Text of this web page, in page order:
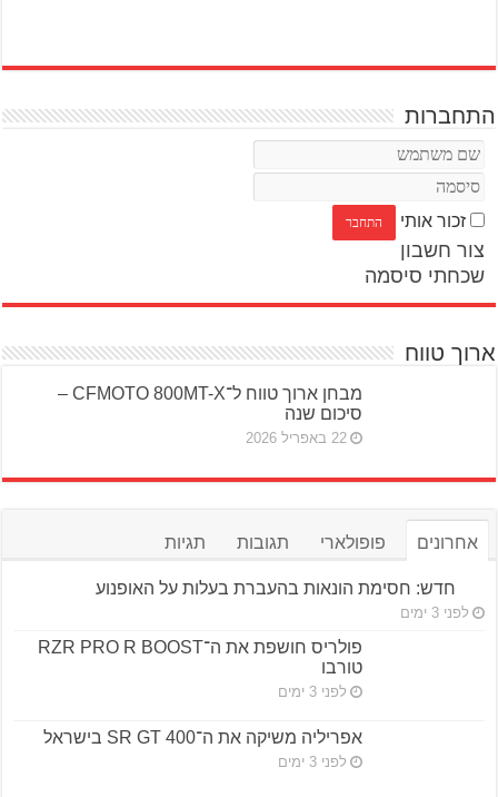
התחברות
זכור אותי
צור חשבון
שכחתי סיסמה
ארוך טווח
מבחן ארוך טווח ל־CFMOTO 800MT-X –
סיכום שנה
22 באפריל 2026
אחרונים פופולארי תגובות תגיות
חדש: חסימת הונאות בהעברת בעלות על האופנוע
לפני 3 ימים
פולריס חושפת את ה־RZR PRO R BOOST
טורבו
לפני 3 ימים
אפריליה משיקה את ה־SR GT 400 בישראל
לפני 3 ימים